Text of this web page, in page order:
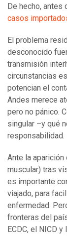
De hecho, antes
casos
El problema
desconocido
transmisión
circunstancias
potencian el
Andes merece
pero no pánico.
singular –y qué
responsabilidad.
Ante la
muscular) tras
es importante
viajado, para
enfermedad.
fronteras del
ECDC, el NICD